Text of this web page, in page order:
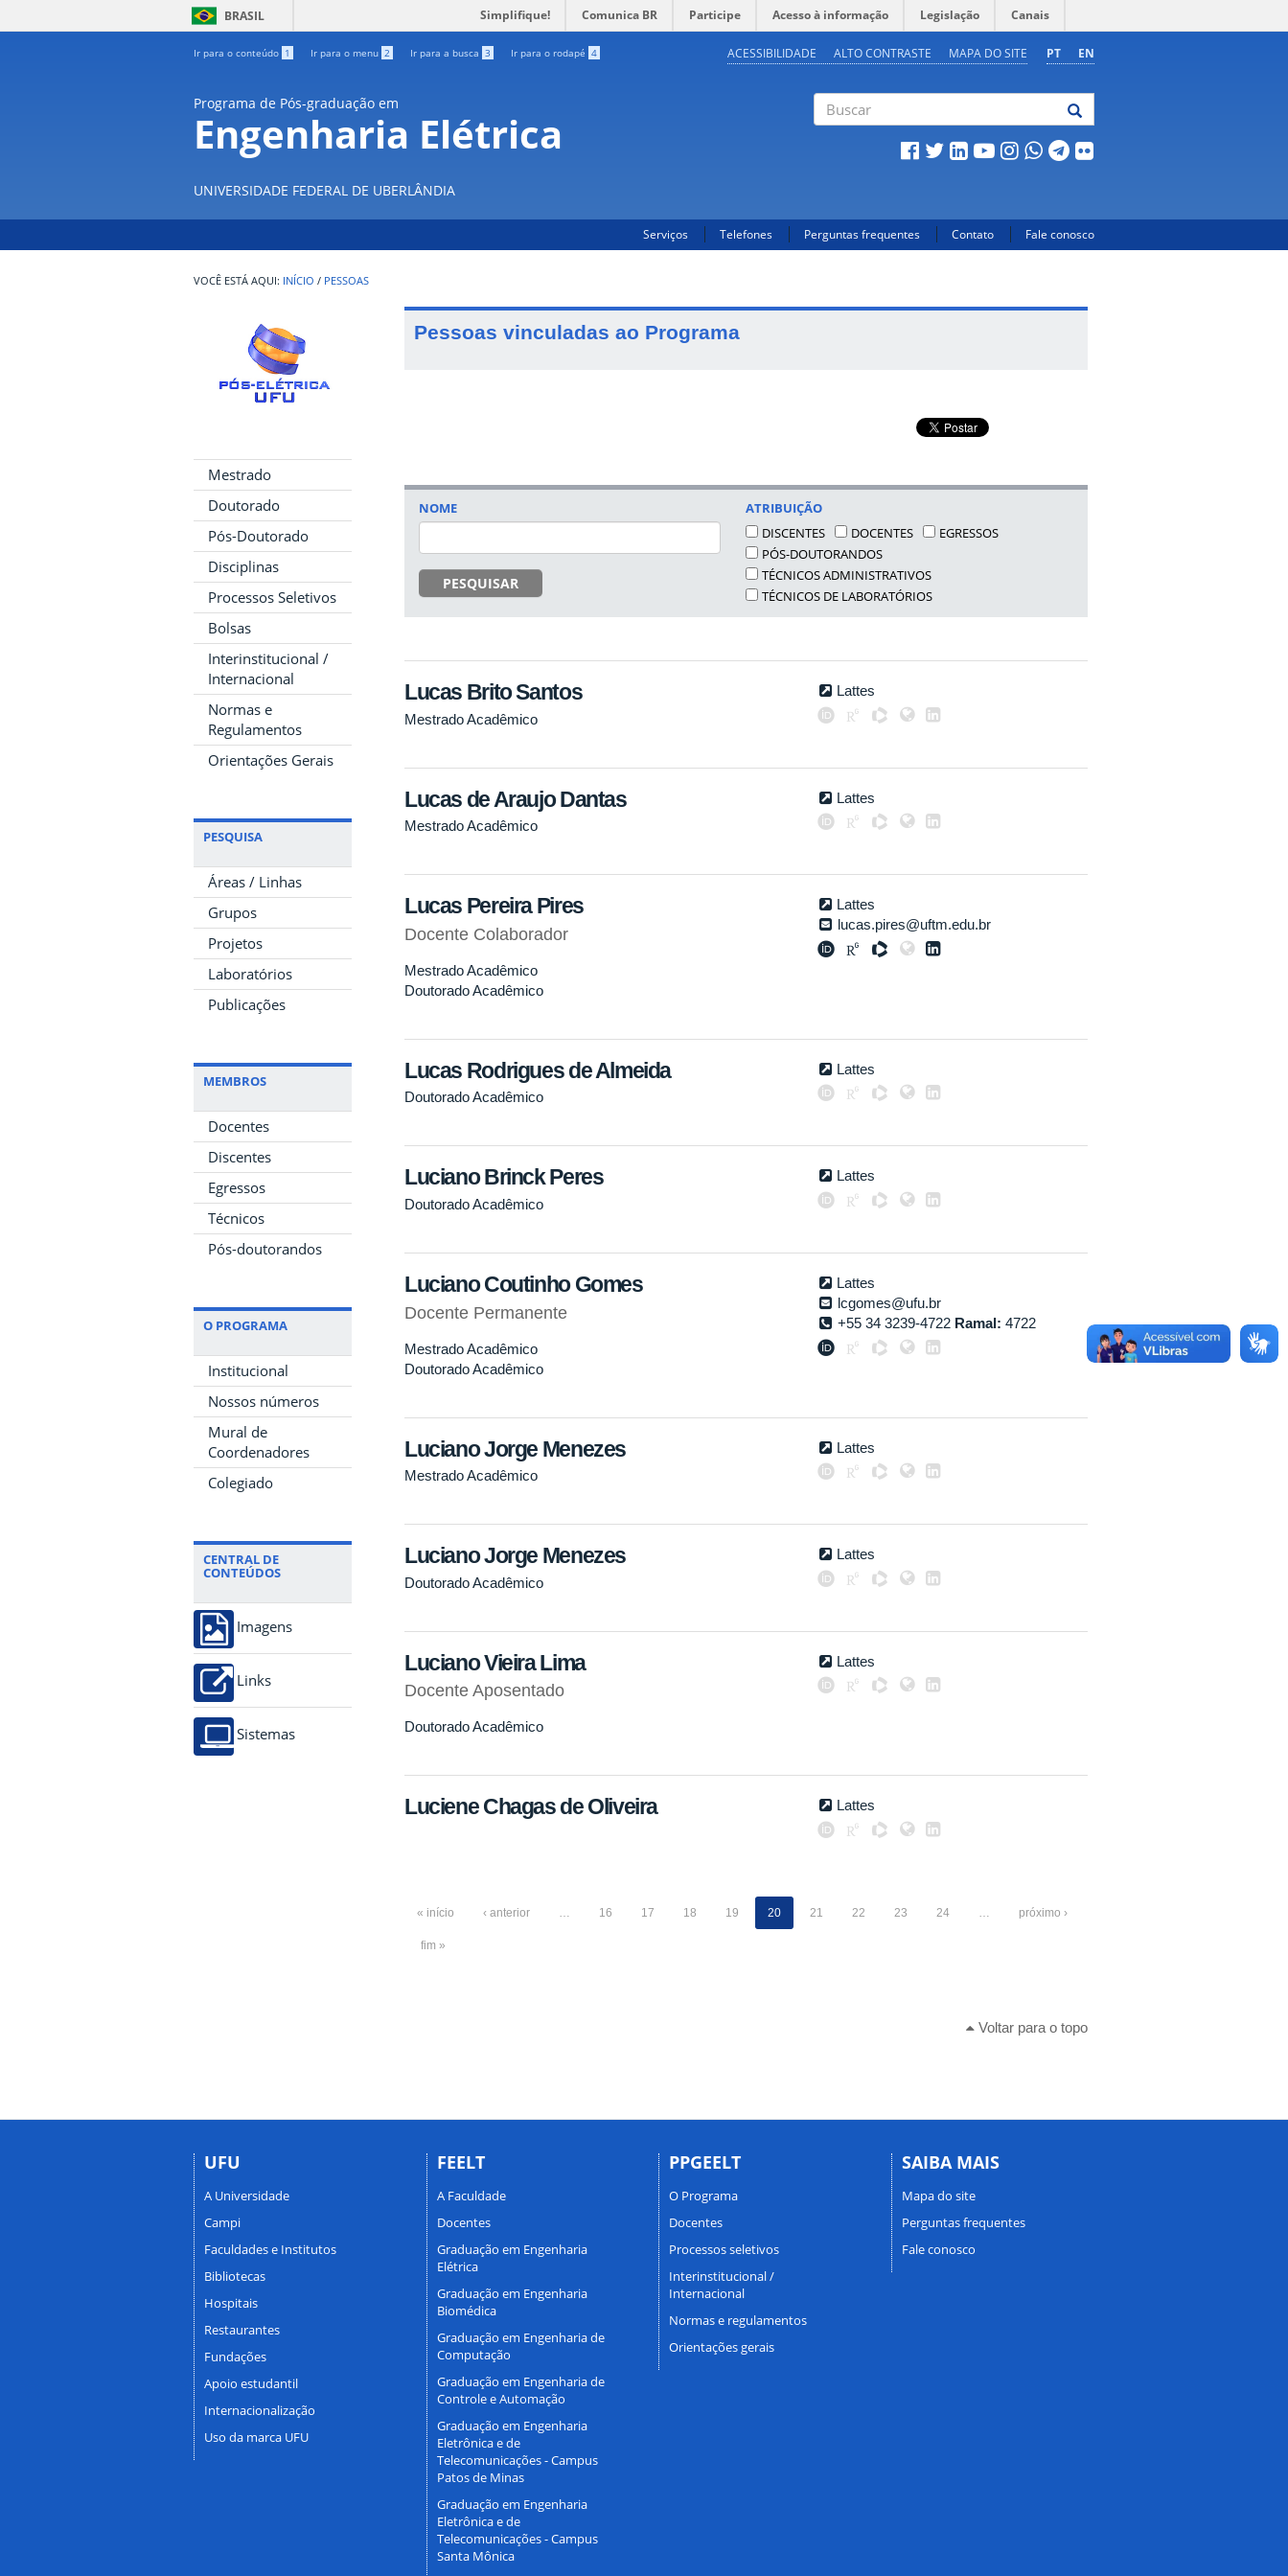
BRASIL Simplifique! Comunica BR Participe Acesso à informação Legislação Canais
Ir para o conteúdo 1 Ir para o menu 2 Ir para a busca 3 Ir para o rodapé 4 PT EN
ACESSIBILIDADE ALTO CONTRASTE MAPA DO SITE
Programa de Pós-graduação em
Engenharia Elétrica
UNIVERSIDADE FEDERAL DE UBERLÂNDIA
Serviços Telefones Perguntas frequentes Contato Fale conosco
INÍCIO / PESSOAS
Mestrado
Doutorado
Pós-Doutorado
Disciplinas
Processos Seletivos
Bolsas
Interinstitucional /
Internacional
Normas e
Regulamentos
Orientações Gerais
PESQUISA
Áreas / Linhas
Grupos
Projetos
Laboratórios
Publicações
MEMBROS
Docentes
Discentes
Egressos
Técnicos
Pós-doutorandos
O PROGRAMA
Institucional
Nossos números
Mural de
Coordenadores
Colegiado
CENTRAL DE
CONTEÚDOS
Imagens
Links
Sistemas
Pessoas vinculadas ao Programa
NOME
PESQUISAR
ATRIBUIÇÃO
DISCENTES
DOCENTES
EGRESSOS
PÓS-DOUTORANDOS
TÉCNICOS ADMINISTRATIVOS
TÉCNICOS DE LABORATÓRIOS
Lucas Brito Santos
Mestrado Acadêmico
Lattes
Lucas de Araujo Dantas
Mestrado Acadêmico
Lattes
Lucas Pereira Pires
Docente Colaborador
Mestrado Acadêmico
Doutorado Acadêmico
Lattes
lucas.pires@uftm.edu.br
Lucas Rodrigues de Almeida
Doutorado Acadêmico
Lattes
Luciano Brinck Peres
Doutorado Acadêmico
Lattes
Luciano Coutinho Gomes
Docente Permanente
Mestrado Acadêmico
Doutorado Acadêmico
Lattes
lcgomes@ufu.br
+55 34 3239-4722 Ramal:4722
Luciano Jorge Menezes
Mestrado Acadêmico
Lattes
Luciano Jorge Menezes
Doutorado Acadêmico
Lattes
Luciano Vieira Lima
Docente Aposentado
Doutorado Acadêmico
Lattes
Luciene Chagas de Oliveira Lattes
« início ‹ anterior … 16 17 18 19 20 21 22 23 24 … próximo ›
fim »
Voltar para o topo
UFU
A Universidade
Campi
Faculdades e Institutos
Bibliotecas
Hospitais
Restaurantes
Fundações
Apoio estudantil
Internacionalização
Uso da marca UFU
FEELT
A Faculdade
Docentes
Graduação em Engenharia
Elétrica
Graduação em Engenharia
Biomédica
Graduação em Engenharia de
Computação
Graduação em Engenharia de
Controle e Automação
Graduação em Engenharia
Eletrônica e de
Telecomunicações - Campus
Patos de Minas
Graduação em Engenharia
Eletrônica e de
Telecomunicações - Campus
Santa Mônica
PPGEELT
O Programa
Docentes
Processos seletivos
Interinstitucional /
Internacional
Normas e regulamentos
Orientações gerais
SAIBA MAIS
Mapa do site
Perguntas frequentes
Fale conosco